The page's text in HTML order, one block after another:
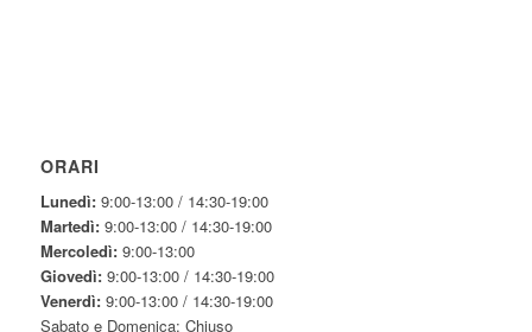
ORARI
Lunedì:9:00-13:00 / 14:30-19:00
Martedì:9:00-13:00 / 14:30-19:00
Mercoledì:9:00-13:00
Giovedì:9:00-13:00 / 14:30-19:00
Venerdì:9:00-13:00 / 14:30-19:00
Sabato e Domenica: Chiuso